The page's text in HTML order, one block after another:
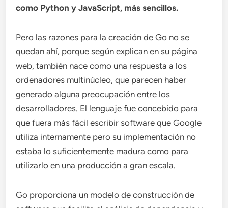
como Python y JavaScript, más sencillos.
Pero las razones para la creación de Go no se
quedan ahí, porque según explican en su página
web, también nace como una respuesta a los
ordenadores multinúcleo, que parecen haber
generado alguna preocupación entre los
desarrolladores. El lenguaje fue concebido para
que fuera más fácil escribir software que Google
utiliza internamente pero su implementación no
estaba lo suficientemente madura como para
utilizarlo en una producción a gran escala.
Go proporciona un modelo de construcción de